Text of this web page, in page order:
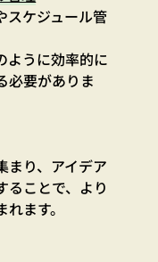
スケジュール管
ように効率的に
必要がありま
まり、アイデア
ることで、より
ます。